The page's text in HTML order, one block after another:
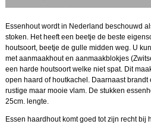
Essenhout wordt in Nederland beschouwd
stoken. Het heeft een beetje de beste
houtsoort, beetje de gulle midden weg. U
met aanmaakhout en aanmaakblokjes
een harde houtsoort welke niet spat. Dit
open haard of houtkachel. Daarnaast brandt
rustige maar mooie vlam. De stukken
25cm. lengte.
Essen haardhout komt goed tot zijn recht bij